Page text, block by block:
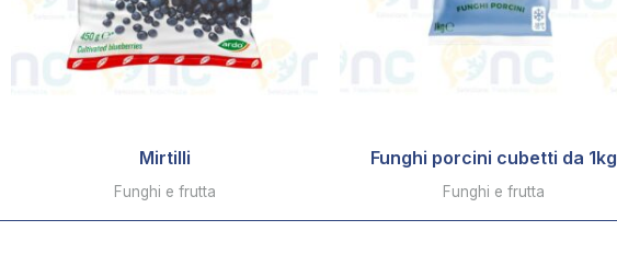
Mirtilli
Funghi e frutta
Funghi porcini cubetti da 1kg
Funghi e frutta